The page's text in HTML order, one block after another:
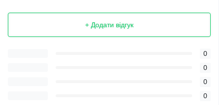
+ Додати відгук
0
0
0
0